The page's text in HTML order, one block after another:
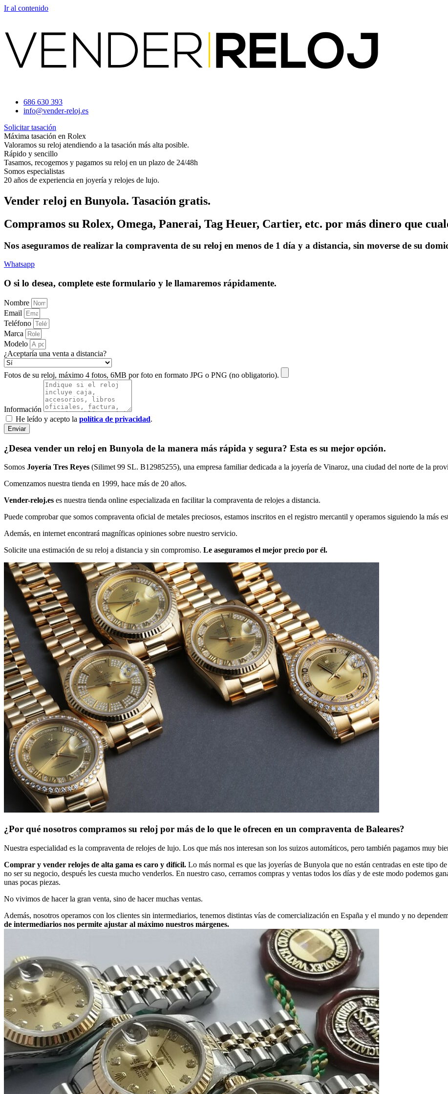
Ir al contenido
686 630 393
info@vender-reloj.es
Solicitar tasación
Máxima tasación en Rolex
Valoramos su reloj atendiendo a la tasación más alta posible.
Rápido y sencillo
Tasamos, recogemos y pagamos su reloj en un plazo de 24/48h
Somos especialistas
20 años de experiencia en joyería y relojes de lujo.
Vender reloj en Bunyola. Tasación gratis.
Compramos su Rolex, Omega, Panerai, Tag Heuer, Cartier, etc. por más dinero que
Nos aseguramos de realizar la compraventa de su reloj en menos de 1 día y a distancia, sin moverse de su
Whatsapp
O si lo desea, complete este formulario y le llamaremos rápidamente.
Nombre
Email
Teléfono
Marca
Modelo
¿Aceptaría una venta a distancia?
Fotos de su reloj, máximo 4 fotos, 6MB por foto en formato JPG o PNG (no obligatorio).
Información
He leído y acepto la política de privacidad.
Enviar
¿Desea vender un reloj en Bunyola de la manera más rápida y segura? Esta es su mejor opción.
Somos Joyería Tres Reyes (Silimet 99 SL. B12985255), una empresa familiar dedicada a la joyería de Vinaroz, una ciudad del norte de la
Comenzamos nuestra tienda en 1999, hace más de 20 años.
Vender-reloj.es es nuestra tienda online especializada en facilitar la compraventa de relojes a distancia.
Puede comprobar que somos compraventa oficial de metales preciosos, estamos inscritos en el registro mercantil y operamos siguiendo la más
Además, en internet encontrará magníficas opiniones sobre nuestro servicio.
Solicite una estimación de su reloj a distancia y sin compromiso. Le aseguramos el mejor precio por él.
¿Por qué nosotros compramos su reloj por más de lo que le ofrecen en un compraventa de Baleares?
Nuestra especialidad es la compraventa de relojes de lujo. Los que más nos interesan son los suizos automáticos, pero también pagamos muy
Comprar y vender relojes de alta gama es caro y difícil. Lo más normal es que las joyerías de Bunyola que no están centradas en este tipo
no ser su negocio, después les cuesta mucho venderlos. En nuestro caso, cerramos compras y ventas todos los días y de este modo podemos
unas pocas piezas.
No vivimos de hacer la gran venta, sino de hacer muchas ventas.
Además, nosotros operamos con los clientes sin intermediarios, tenemos distintas vías de comercialización en España y el mundo y no
de intermediarios nos permite ajustar al máximo nuestros márgenes.